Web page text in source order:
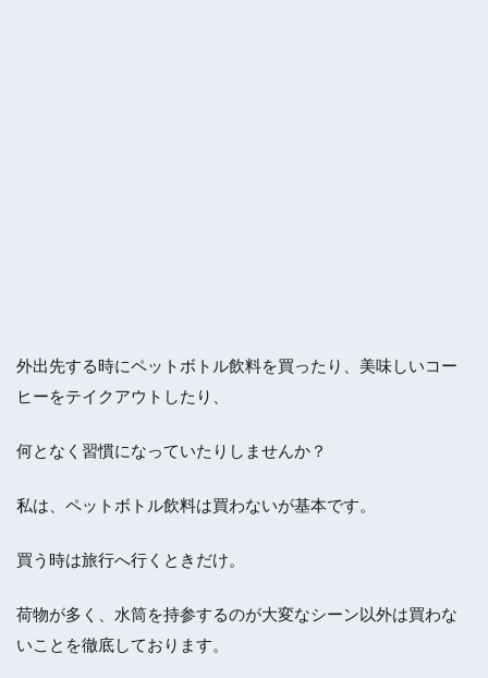
外出先する時にペットボトル飲料を買ったり、美味しいコー
ヒーをテイクアウトしたり、
何となく習慣になっていたりしませんか？
私は、ペットボトル飲料は買わないが基本です。
買う時は旅行へ行くときだけ。
荷物が多く、水筒を持参するのが大変なシーン以外は買わな
いことを徹底しております。